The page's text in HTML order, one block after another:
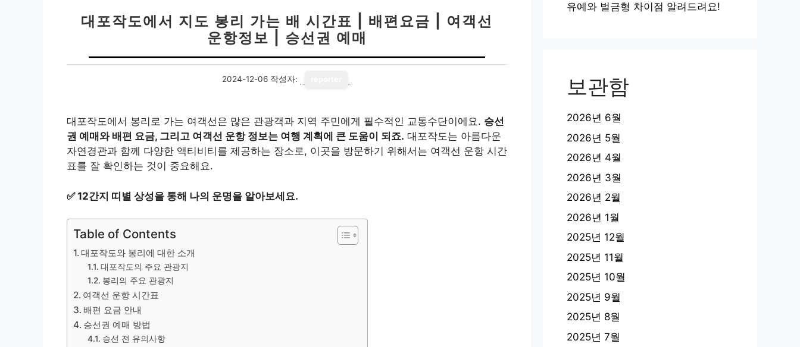
대포작도에서 지도 봉리 가는 배 시간표 | 배편요금 | 여객선
운항정보 | 승선권 예매
2024-12-06 작성자:
대포작도에서 봉리로 가는 여객선은 많은 관광객과 지역 주민에게 필수적인 교통수단이에요. 승선
권 예매와 배편 요금, 그리고 여객선 운항 정보는 여행 계획에 큰 도움이 되죠. 대포작도는 아름다운
자연경관과 함께 다양한 액티비티를 제공하는 장소로, 이곳을 방문하기 위해서는 여객선 운항 시간
표를 잘 확인하는 것이 중요해요.
✅12간지 띠별 상성을 통해 나의 운명을 알아보세요.
Table of Contents
대포작도와 봉리에 대한 소개
대포작도의 주요 관광지
봉리의 주요 관광지
여객선 운항 시간표
배편 요금 안내
승선권 예매 방법
승선 전 유의사항
유예와 벌금형 차이점 알려드려요!
보관함
2026년 6월
2026년 5월
2026년 4월
2026년 3월
2026년 2월
2026년 1월
2025년 12월
2025년 11월
2025년 10월
2025년 9월
2025년 8월
2025년 7월